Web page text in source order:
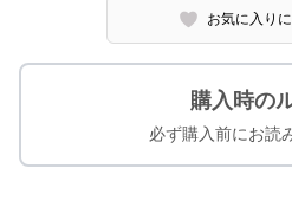
お気に入り
購入時の
必ず購入前にお読